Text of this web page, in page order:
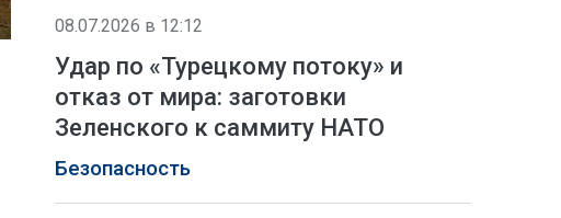
08.07.2026 в 12:12
Удар по «Турецкому потоку» и
отказ от мира: заготовки
Зеленского к саммиту НАТО
Безопасность